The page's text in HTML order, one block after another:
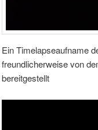
Ein Timelapseaufname
freundlicherweise von
bereitgestellt